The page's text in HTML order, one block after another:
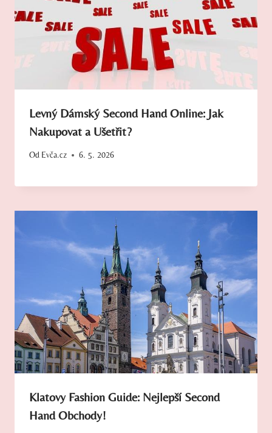
Levný Dámský Second Hand Online: Jak
Nakupovat a Ušetřit?
Od Evča.cz 6. 5. 2026
Klatovy Fashion Guide: Nejlepší Second
Hand Obchody!